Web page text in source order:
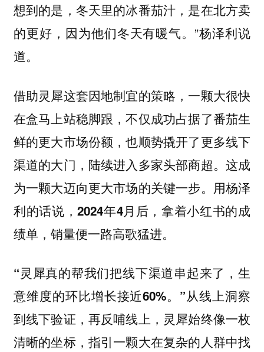
想到的是，冬天里的冰番茄汁，是在北方卖
的更好，因为他们冬天有暖气。”杨泽利说
道。
借助灵犀这套因地制宜的策略，一颗大很快
在盒马上站稳脚跟，不仅成功占据了番茄生
鲜的更大市场份额，也顺势撬开了更多线下
渠道的大门，陆续进入多家头部商超。这成
为一颗大迈向更大市场的关键一步。用杨泽
利的话说，2024年4月后，拿着小红书的成
绩单，销量便一路高歌猛进。
“灵犀真的帮我们把线下渠道串起来了，生
意维度的环比增长接近60%。”从线上洞察
到线下验证，再反哺线上，灵犀始终像一枚
清晰的坐标，指引一颗大在复杂的人群中找